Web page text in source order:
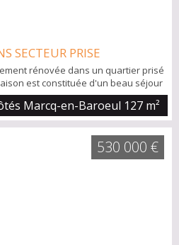
SECTEUR PRISE
rénovée dans un quartier prisé
est constituée d'un beau séjour
à un escalier pour descendre au
A l'étage, nous retrouvons 3
Au rez de chaussée, nous
avec sa salle de bains, vue sur le
Marcq-en-Baroeul 127 m²
530 000 €